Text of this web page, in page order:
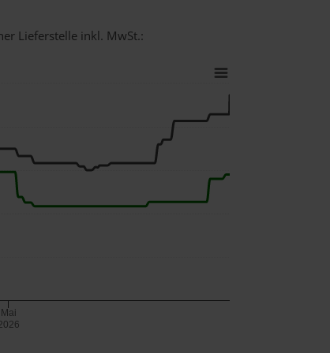
Lieferstelle inkl. MwSt.:
Mai